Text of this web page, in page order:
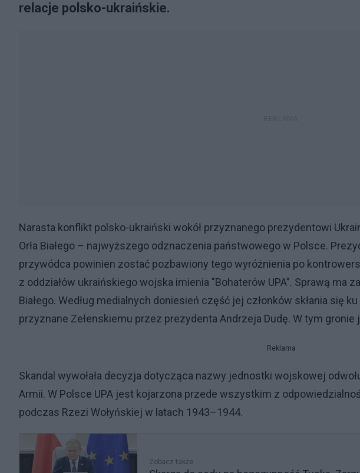
relacje polsko-ukraińskie.
Narasta konflikt polsko-ukraiński wokół przyznanego prezydentowi
Orła Białego – najwyższego odznaczenia państwowego w Polsce.
przywódca powinien zostać pozbawiony tego wyróżnienia po
z oddziałów ukraińskiego wojska imienia "Bohaterów UPA”. Sprawą ma
Białego. Według medialnych doniesień część jej członków skłania się
przyznane Zełenskiemu przez prezydenta Andrzeja Dudę. W tym gronie
Reklama
Skandal wywołała decyzja dotycząca nazwy jednostki wojskowej
Armii. W Polsce UPA jest kojarzona przede wszystkim z
podczas Rzezi Wołyńskiej w latach 1943–1944.
Zobacz także